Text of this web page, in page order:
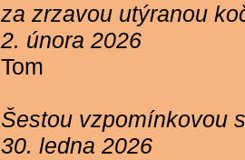
za zrzavou utýranou
2. února 2026
Tom
Šestou vzpomínkovou
30. ledna 2026